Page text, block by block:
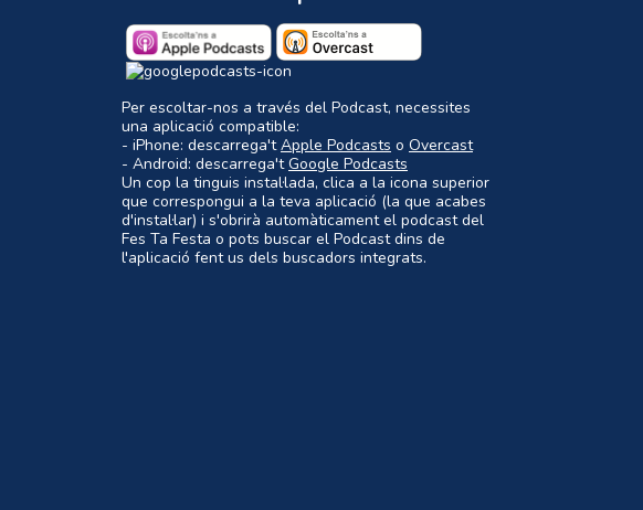
Per escoltar-nos a través del Podcast, necessites
una aplicació compatible:
- iPhone: descarrega'tApple Podcasts o Overcast
- Android: descarrega'tGoogle Podcasts
Un cop la tinguis instal·lada, clica a la icona superior
que correspongui a la teva aplicació (la que acabes
d'instal·lar) i s'obrirà automàticament el podcast del
Fes Ta Festa o pots buscar el Podcast dins de
l'aplicació fent us dels buscadors integrats.